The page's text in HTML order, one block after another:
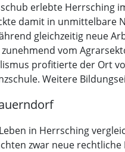
erlebte Herrsching
damit in unmittelbare
gleichzeitig neue
vom
profitierte der Ort
Weitere
in Herrsching
zwar neue